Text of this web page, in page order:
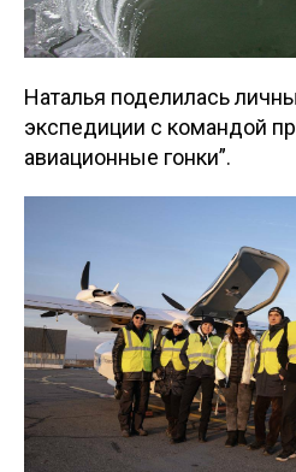
Наталья поделилась
экспедиции с командой
авиационные гонки”.